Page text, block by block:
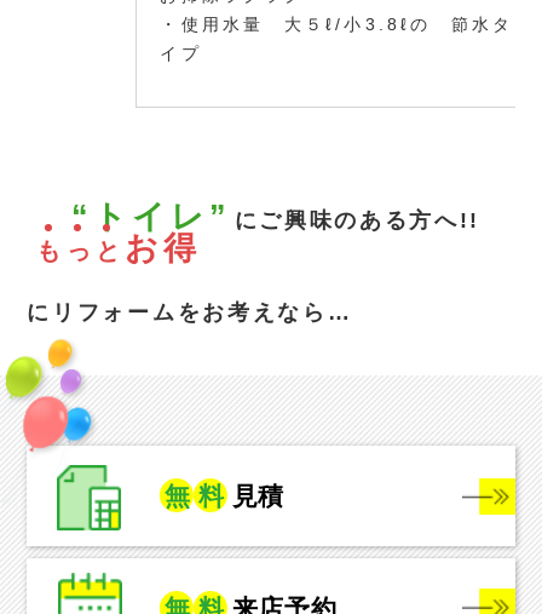
・使用水量 大５ℓ/小3.8ℓの 節水タ
イプ
“トイレ” にご興味のある方へ!!
も っ と お得
にリフォームをお考えなら…
無 料 見積